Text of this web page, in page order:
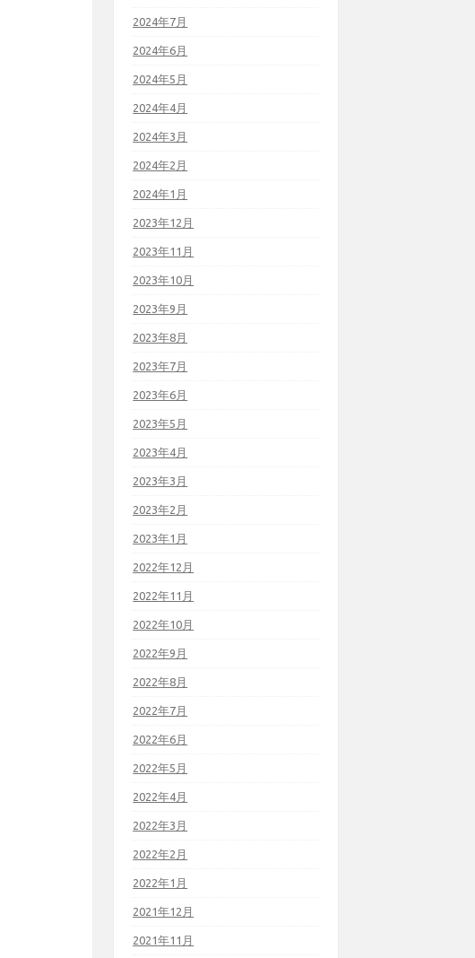
2024年7月
2024年6月
2024年5月
2024年4月
2024年3月
2024年2月
2024年1月
2023年12月
2023年11月
2023年10月
2023年9月
2023年8月
2023年7月
2023年6月
2023年5月
2023年4月
2023年3月
2023年2月
2023年1月
2022年12月
2022年11月
2022年10月
2022年9月
2022年8月
2022年7月
2022年6月
2022年5月
2022年4月
2022年3月
2022年2月
2022年1月
2021年12月
2021年11月